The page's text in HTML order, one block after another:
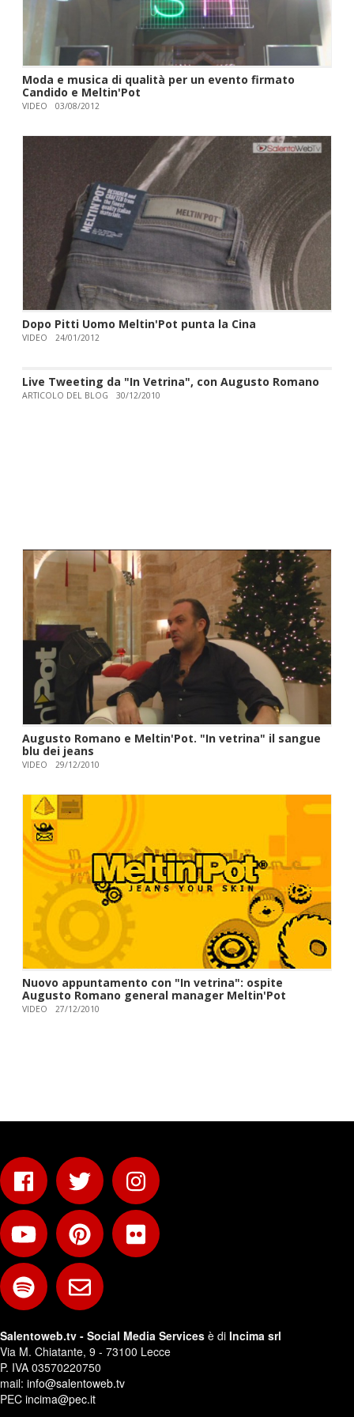
Moda e musica di qualità per un evento firmato
Candido e Meltin'Pot
VIDEO 03/08/2012
Dopo Pitti Uomo Meltin'Pot punta la Cina
VIDEO 24/01/2012
Live Tweeting da "In Vetrina", con Augusto Romano
ARTICOLO DEL BLOG 30/12/2010
Augusto Romano e Meltin'Pot. "In vetrina" il sangue
blu dei jeans
VIDEO 29/12/2010
Nuovo appuntamento con "In vetrina": ospite
Augusto Romano general manager Meltin'Pot
VIDEO 27/12/2010
Salentoweb.tv - Social Media Services è di Incima srl
Via M. Chiatante, 9 - 73100 Lecce
P. IVA 03570220750
mail: info@salentoweb.tv
PEC incima@pec.it